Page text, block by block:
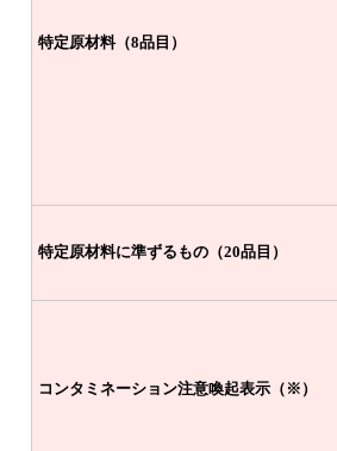
特定原材料（8品目）
特定原材料に準ずるもの（20品目）
コンタミネーション注意喚起表示（※）